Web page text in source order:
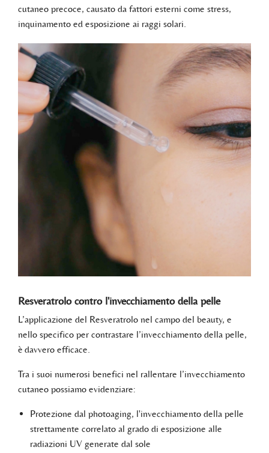
cutaneo precoce, causato da fattori esterni come stress,
inquinamento ed esposizione ai raggi solari.
Resveratrolo contro l'invecchiamento della pelle
L’applicazione del Resveratrolo nel campo del beauty, e
nello specifico per contrastare l’invecchiamento della pelle,
è davvero efficace.
Tra i suoi numerosi benefici nel rallentare l’invecchiamento
cutaneo possiamo evidenziare:
Protezione dal photoaging, l'invecchiamento della pelle
strettamente correlato al grado di esposizione alle
radiazioni UV generate dal sole